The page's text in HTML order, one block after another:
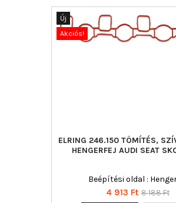
Új
Akciós!
ELRING 246.150 TÖMÍTÉS,
HENGERFEJ AUDI SEAT
Beépítési oldal :
Ár
4 913 Ft Normál
8 188 Ft